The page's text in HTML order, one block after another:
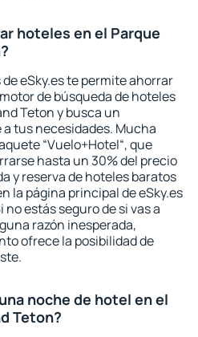
hoteles en el Parque
eSky.es te permite ahorrar
de búsqueda de hoteles
Teton y busca un
tus necesidades. Mucha
“Vuelo+Hotel“, que
hasta un 30% del precio
y reserva de hoteles baratos
la página principal de eSky.es
no estás seguro de si vas a
razón inesperada,
ofrece la posibilidad de
noche de hotel en el
Teton?